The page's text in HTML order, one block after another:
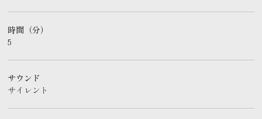
時間（分）
5
サウンド
サイレント